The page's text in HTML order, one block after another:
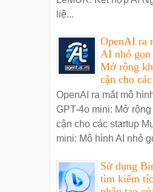
liệ...
OpenAI ra
AI nhỏ
Mở rộng
cận cho
OpenAI ra mắt mô
GPT-4o mini: Mở
cận cho các startup
mini: Mô hình AI nhỏ
Sử dụng
tìm kiếm